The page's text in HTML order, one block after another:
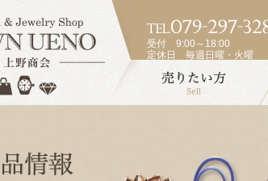
受付 9:00～18:00
定休日 毎週日曜・火曜